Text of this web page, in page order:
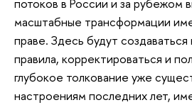
потоков в России и за рубежом
масштабные трансформации
праве. Здесь будут
правила, корректироваться и
глубокое толкование уже
настроениям последних лет,